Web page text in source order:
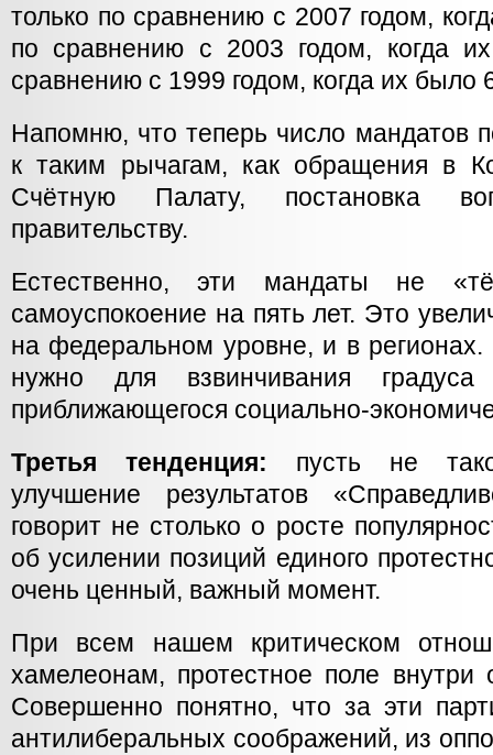
только по сравнению с 2007 годом,
по сравнению с 2003 годом, когда
сравнению с 1999 годом, когда их было
Напомню, что теперь число мандатов
к таким рычагам, как обращения в
Счётную Палату, постановка
правительству.
Естественно, эти мандаты не
самоуспокоение на пять лет. Это
на федеральном уровне, и в
нужно для взвинчивания
приближающегося социально-
Третья тенденция: пусть не
улучшение результатов
говорит не столько о росте
об усилении позиций единого
очень ценный, важный момент.
При всем нашем критическом
хамелеонам, протестное поле внутри
Совершенно понятно, что за эти
антилиберальных соображений, из